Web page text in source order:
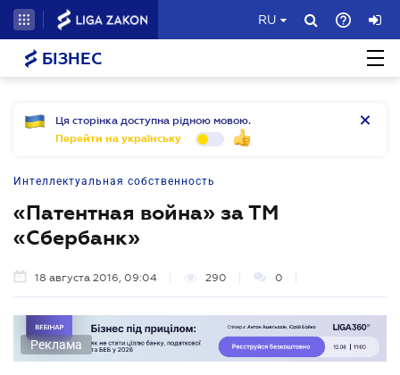
RU
БІЗНЕС
Ця сторінка доступна рідною мовою.
Перейти на українську
Интеллектуальная собственность
«Патентная война» за ТМ
«Сбербанк»
18 августа 2016, 09:04 290 0
Реклама